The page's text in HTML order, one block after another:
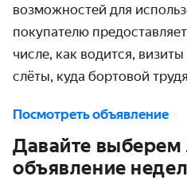
возможностей для
покупателю
числе, как водится,
слёты, куда бортовой
Посмотреть объявление
Давайте
объявление